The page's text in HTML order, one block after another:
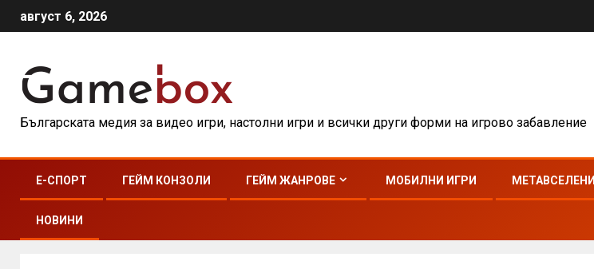
август 6, 2026
Българската медия за видео игри, настолни игри и всички други форми на игрово забавление
E-СПОРТ ГЕЙМ КОНЗОЛИ ГЕЙМ ЖАНРОВЕ МОБИЛНИ ИГРИ МЕТАВСЕЛЕНИ
НОВИНИ